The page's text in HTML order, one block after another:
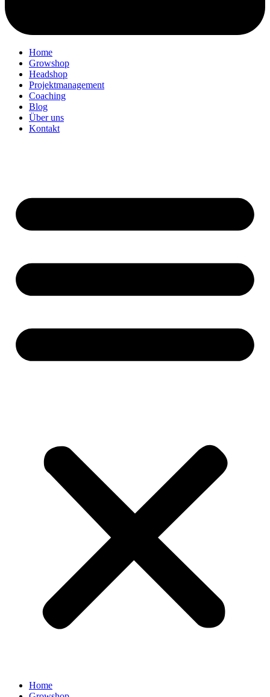
Home
Growshop
Headshop
Projektmanagement
Coaching
Blog
Über uns
Kontakt
Home